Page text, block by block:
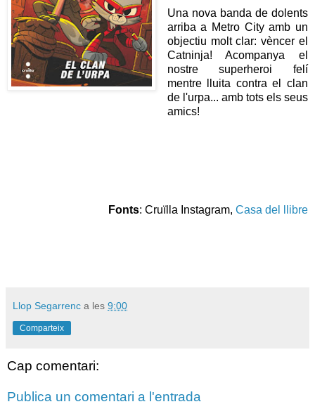
Una nova banda de dolents
arriba a Metro City amb un
objectiu molt clar: vèncer el
Catninja! Acompanya el
nostre superheroi felí
mentre lluita contra el clan
de l'urpa... amb tots els seus
amics!
Fonts: Cruïlla Instagram, Casa del llibre
Llop Segarrenc a les 9:00
Comparteix
Cap comentari:
Publica un comentari a l'entrada